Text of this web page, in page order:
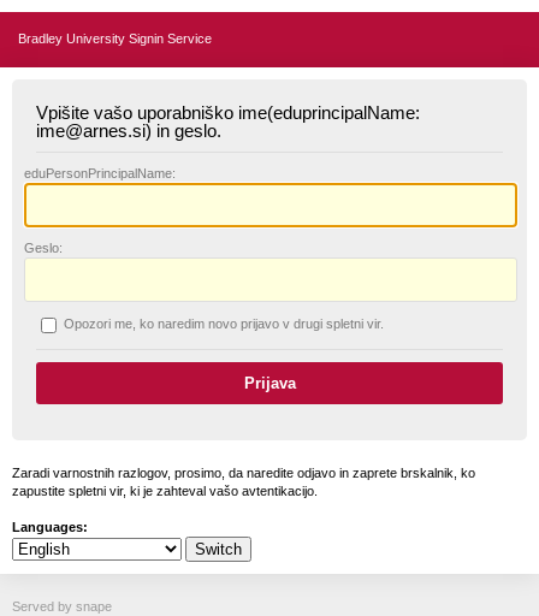
Bradley University Signin Service
Vpišite vašo uporabniško ime(eduprincipalName:
ime@arnes.si) in geslo.
eduPersonPrincipalName:
Geslo:
Opozori me, ko naredim novo prijavo v drugi spletni vir.
Zaradi varnostnih razlogov, prosimo, da naredite odjavo in zaprete brskalnik, ko
zapustite spletni vir, ki je zahteval vašo avtentikacijo.
Languages:
Served by snape